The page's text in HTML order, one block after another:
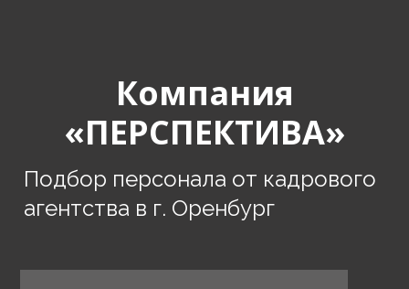
Подбор персонала от кадрового
агентства в г. Оренбург
Компания
«ПЕРСПЕКТИВА»